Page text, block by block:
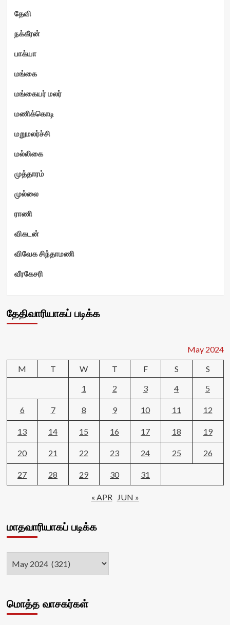
தேவி
நக்கீரன்
பாக்யா
மங்கை
மங்கையர் மலர்
மணிக்கொடி
மறுமலர்ச்சி
மல்லிகை
முத்தாரம்
முல்லை
ராணி
விகடன்
விவேக சிந்தாமணி
வீரகேசரி
தேதிவாரியாகப் படிக்க
May 2024
M
T W T F S
S
1
2 3 4 5
6 7 8 9 10 11 12
13 14 15 16 17 18 19
20 21 22 23 24 25 26
27 28 29 30 31
« APR JUN »
மாதவாரியாகப் படிக்க
மொத்த வாசகர்கள்